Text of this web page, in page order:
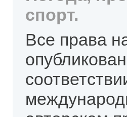
спорт.
Все права